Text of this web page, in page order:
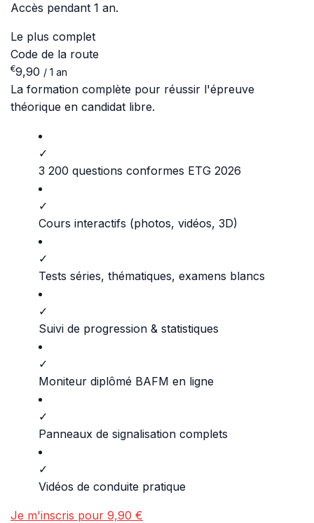
Accès pendant 1 an.
Le plus complet
Code de la route
€9,90 / 1 an
La formation complète pour réussir l'épreuve
théorique en candidat libre.
✓
3 200 questions conformes ETG 2026
✓
Cours interactifs (photos, vidéos, 3D)
✓
Tests séries, thématiques, examens blancs
✓
Suivi de progression & statistiques
✓
Moniteur diplômé BAFM en ligne
✓
Panneaux de signalisation complets
✓
Vidéos de conduite pratique
Je m'inscris pour 9,90 €